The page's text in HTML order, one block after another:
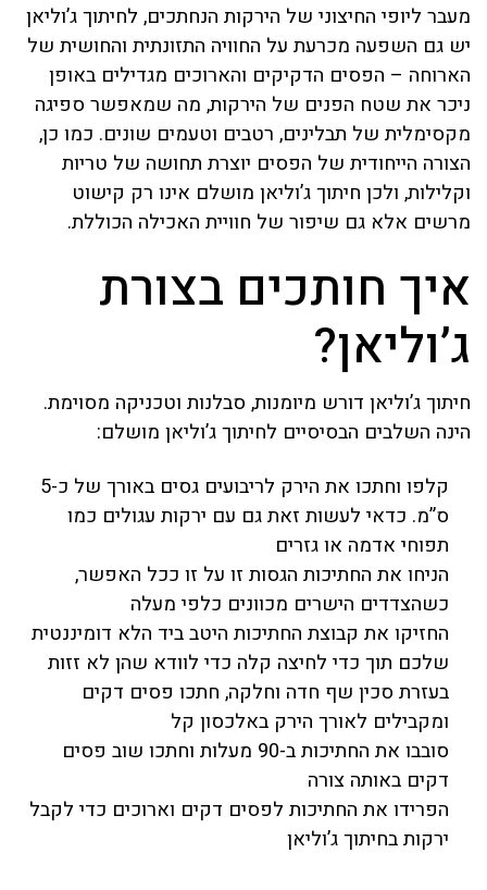
מעבר ליופי החיצוני של הירקות הנחתכים, לחיתוך ג’וליאן
יש גם השפעה מכרעת על החוויה התזונתית והחושית של
הארוחה – הפסים הדקיקים והארוכים מגדילים באופן
ניכר את שטח הפנים של הירקות, מה שמאפשר ספיגה
מקסימלית של תבלינים, רטבים וטעמים שונים. כמו כן,
הצורה הייחודית של הפסים יוצרת תחושה של טריות
וקלילות, ולכן חיתוך ג’וליאן מושלם אינו רק קישוט
מרשים אלא גם שיפור של חוויית האכילה הכוללת.
איך חותכים בצורת
ג’וליאן?
חיתוך ג’וליאן דורש מיומנות, סבלנות וטכניקה מסוימת.
הינה השלבים הבסיסיים לחיתוך ג’וליאן מושלם:
קלפו וחתכו את הירק לריבועים גסים באורך של כ-5
ס”מ. כדאי לעשות זאת גם עם ירקות עגולים כמו
תפוחי אדמה או גזרים
הניחו את החתיכות הגסות זו על זו ככל האפשר,
כשהצדדים הישרים מכוונים כלפי מעלה
החזיקו את קבוצת החתיכות היטב ביד הלא דומיננטית
שלכם תוך כדי לחיצה קלה כדי לוודא שהן לא זזות
בעזרת סכין שף חדה וחלקה, חתכו פסים דקים
ומקבילים לאורך הירק באלכסון קל
סובבו את החתיכות ב-90 מעלות וחתכו שוב פסים
דקים באותה צורה
הפרידו את החתיכות לפסים דקים וארוכים כדי לקבל
ירקות בחיתוך ג’וליאן